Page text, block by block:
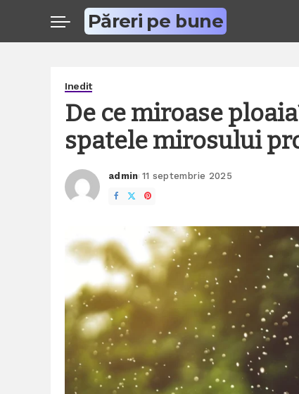
Păreri pe bune
Inedit
De ce miroase
spatele mirosului
Posted
by
admin 11 septembrie 2025